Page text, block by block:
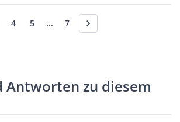
4 5 ... 7
Antworten zu diesem